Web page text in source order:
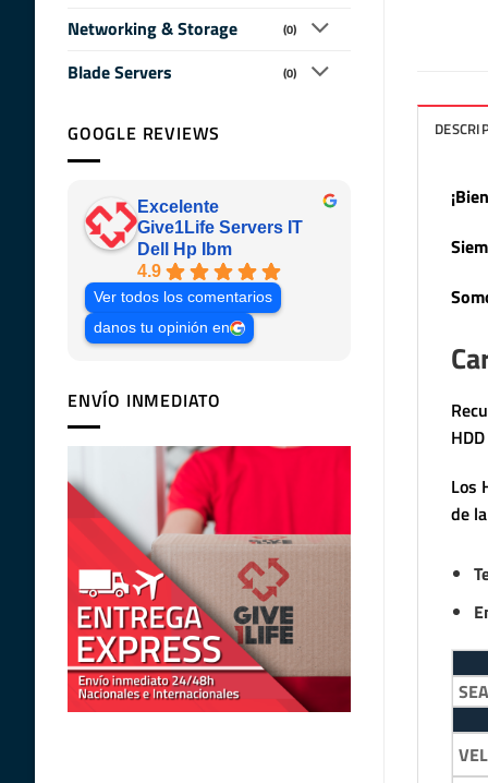
Networking & Storage (0)
Blade Servers (0)
GOOGLE REVIEWS
Excelente
Give1Life Servers IT
Dell Hp Ibm
4.9
Ver todos los comentarios
danos tu opinión en
ENVÍO INMEDIATO
Los
de